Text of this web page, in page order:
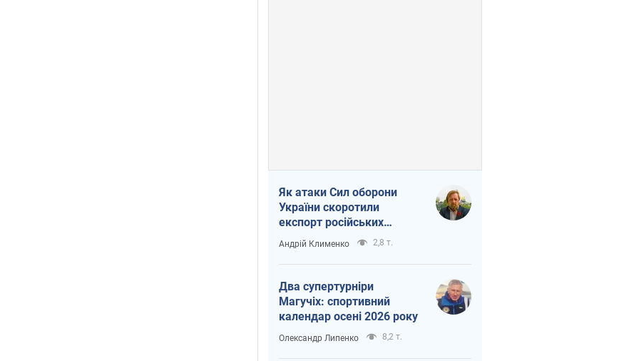
Як атаки Сил оборони
України скоротили
експорт російських
нафтопродуктів
Андрій Клименко 2,8 т.
Два супертурніри
Магучіх: спортивний
календар осені 2026 року
Олександр Липенко 8,2 т.